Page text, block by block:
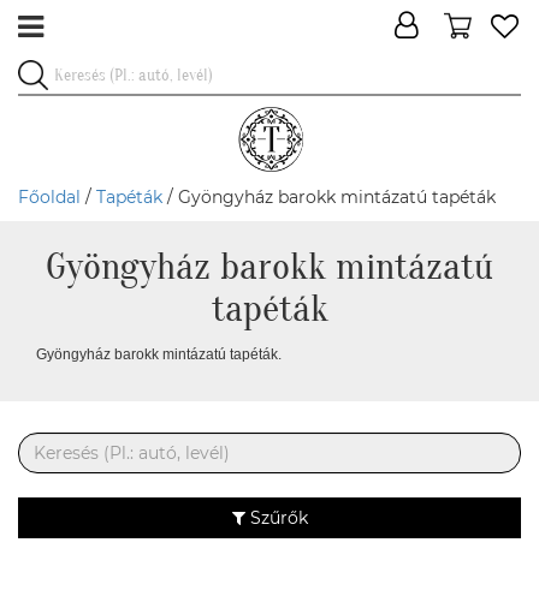
Főoldal / Tapéták / Gyöngyház barokk mintázatú tapéták
Gyöngyház barokk mintázatú
tapéták
Gyöngyház barokk mintázatú tapéták.
Szűrők